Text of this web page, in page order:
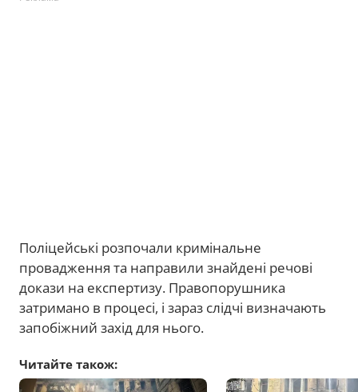
Поліцейські розпочали кримінальне
провадження та направили знайдені речові
докази на експертизу. Правопорушника
затримано в процесі, і зараз слідчі визначають
запобіжний захід для нього.
Читайте також: